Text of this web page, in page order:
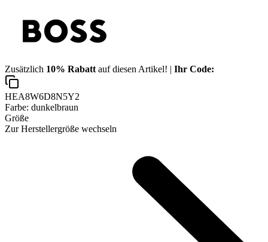
Zusätzlich 10% Rabatt auf diesen Artikel! | Ihr Code:
HEA8W6D8N5Y2
Farbe: dunkelbraun
Größe
Zur Herstellergröße wechseln